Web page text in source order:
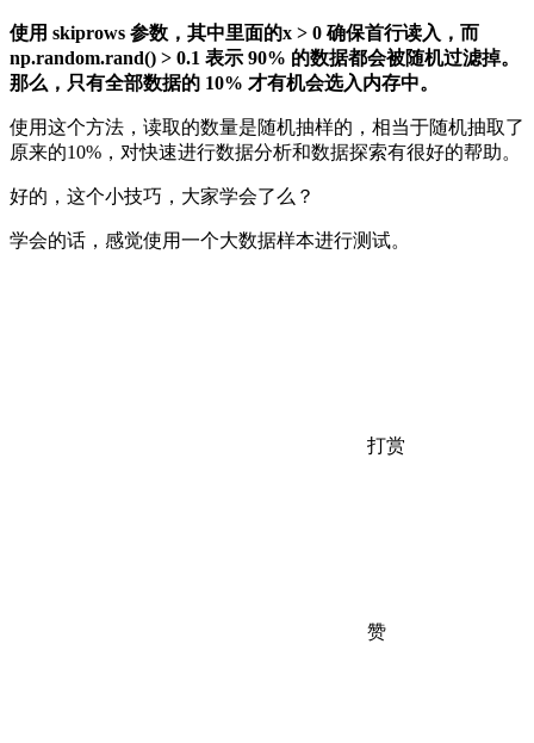
使用 skiprows 参数，其中里面的x > 0 确保首行读入，而
np.random.rand() > 0.1 表示 90% 的数据都会被随机过滤掉。
那么，只有全部数据的 10% 才有机会选入内存中。
使用这个方法，读取的数量是随机抽样的，相当于随机抽取了
原来的10%，对快速进行数据分析和数据探索有很好的帮助。
好的，这个小技巧，大家学会了么？
学会的话，感觉使用一个大数据样本进行测试。
打赏
赞